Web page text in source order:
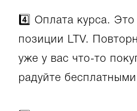
4️⃣ Оплата курса.
позиции LTV.
уже у вас что-то
радуйте